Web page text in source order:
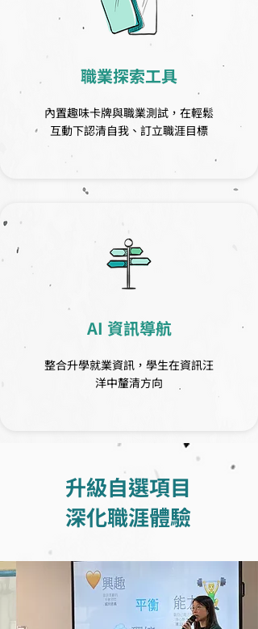
職業探索工具
內置趣味卡牌與職業測試，在輕鬆
互動下認清自我、訂立職涯目標
AI 資訊導航
整合升學就業資訊，學生在資訊汪
洋中釐清方向
升級自選項目
深化職涯體驗